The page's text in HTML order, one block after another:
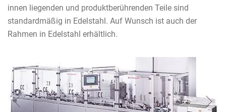
innen liegenden und produktberührenden Teile sind
standardmäßig in Edelstahl. Auf Wunsch ist auch der
Rahmen in Edelstahl erhältlich.